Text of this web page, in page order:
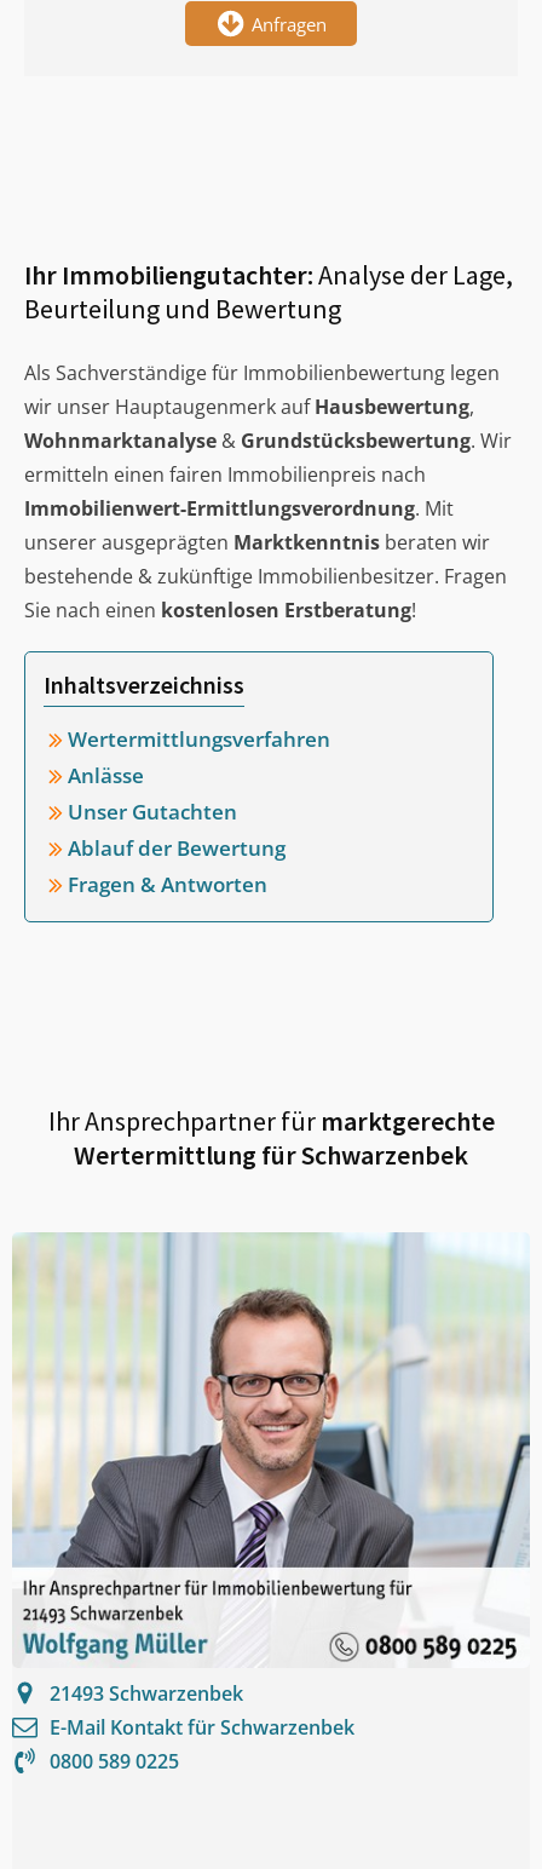
Anfragen
Ihr Immobiliengutachter:Analyse der Lage,
Beurteilung und Bewertung
Als Sachverständige für Immobilienbewertung legen
wir unser Hauptaugenmerk aufHausbewertung,
Wohnmarktanalyse & Grundstücksbewertung. Wir
ermitteln einen fairen Immobilienpreis nach
Immobilienwert-Ermittlungsverordnung. Mit
unserer ausgeprägten Marktkenntnis beraten wir
bestehende & zukünftige Immobilienbesitzer. Fragen
Sie nach einen kostenlosen Erstberatung!
Inhaltsverzeichniss
Wertermittlungsverfahren
Anlässe
Unser Gutachten
Ablauf der Bewertung
Fragen & Antworten
Ihr Ansprechpartner fürmarktgerechte
Wertermittlung fürSchwarzenbek
21493Schwarzenbek
E-Mail Kontakt fürSchwarzenbek
0800 589 0225